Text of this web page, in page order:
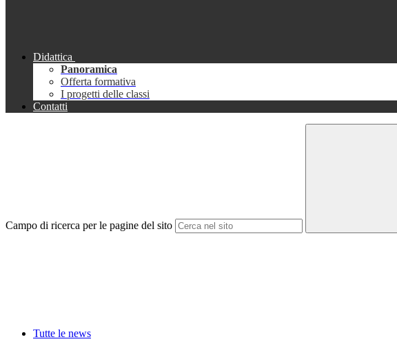
Didattica
Panoramica
Offerta formativa
I progetti delle classi
Contatti
Campo di ricerca per le pagine del sito
Tutte le news